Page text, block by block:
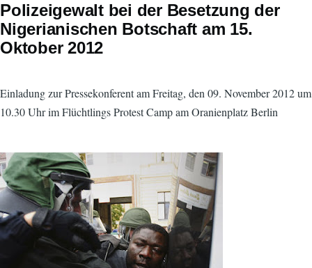
Polizeigewalt bei der Besetzung der
Nigerianischen Botschaft am 15.
Oktober 2012
Einladung zur Pressekonferent am Freitag, den 09. November 2012 um
10.30 Uhr im Flüchtlings Protest Camp am Oranienplatz Berlin